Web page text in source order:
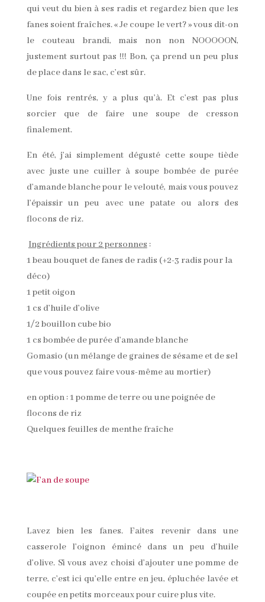
qui veut du bien à ses radis et regardez bien que les
fanes soient fraîches. « Je coupe le vert? » vous dit-on
le couteau brandi, mais non non NOOOOON,
justement surtout pas !!! Bon, ça prend un peu plus
de place dans le sac, c’est sûr.
Une fois rentrés, y a plus qu’à. Et c’est pas plus
sorcier que de faire une soupe de cresson
finalement.
En été, j’ai simplement dégusté cette soupe tiède
avec juste une cuiller à soupe bombée de purée
d’amande blanche pour le velouté, mais vous pouvez
l’épaissir un peu avec une patate ou alors des
flocons de riz.
Ingrédients pour 2 personnes :
1 beau bouquet de fanes de radis (+2-3 radis pour la
déco)
1 petit oigon
1 cs d’huile d’olive
1/2 bouillon cube bio
1 cs bombée de purée d’amande blanche
Gomasio (un mélange de graines de sésame et de sel
que vous pouvez faire vous-même au mortier)
en option : 1 pomme de terre ou une poignée de
flocons de riz
Quelques feuilles de menthe fraîche
Lavez bien les fanes. Faites revenir dans une
casserole l’oignon émincé dans un peu d’huile
d’olive. Si vous avez choisi d’ajouter une pomme de
terre, c’est ici qu’elle entre en jeu, épluchée lavée et
coupée en petits morceaux pour cuire plus vite.